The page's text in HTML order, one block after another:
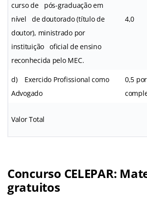
curso de pós-graduação em
nível de doutorado (título de
doutor), ministrado por
instituição oficial de ensino
reconhecida pelo MEC.
4,0
d) Exercido Profissional como
Advogado
0,5
Valor Total
Concurso CELEPAR:
gratuitos